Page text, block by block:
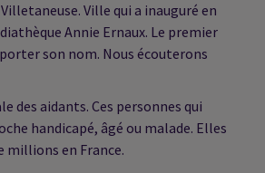
Ville qui a inauguré en
Annie Ernaux. Le premier
son nom. Nous écouterons
des aidants. Ces personnes qui
handicapé, âgé ou malade. Elles
millions en France.